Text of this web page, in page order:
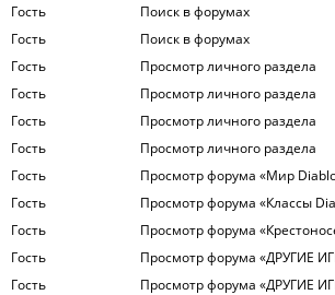
Гость
Поиск в форумах
Гость
Поиск в форумах
Гость
Просмотр личного раздела
Гость
Просмотр личного раздела
Гость
Просмотр личного раздела
Гость
Просмотр личного раздела
Гость
Просмотр форума «Мир
Гость
Просмотр форума «Классы
Гость
Просмотр форума
Гость
Просмотр форума «ДРУГИЕ
Гость
Просмотр форума «ДРУГИЕ